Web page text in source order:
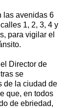
las avenidas 6
1, 2, 3, 4 y
para vigilar el
Director de
se
de la ciudad de
que, en todos
de ebriedad,